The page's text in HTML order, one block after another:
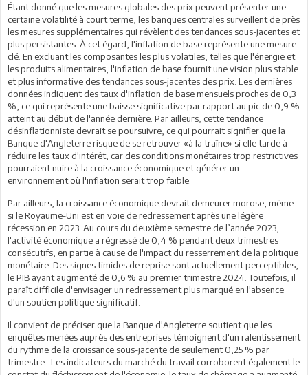
Étant donné que les mesures globales des prix peuvent présenter une
certaine volatilité à court terme, les banques centrales surveillent de près
les mesures supplémentaires qui révèlent des tendances sous-jacentes et
plus persistantes. À cet égard, l'inflation de base représente une mesure
clé. En excluant les composantes les plus volatiles, telles que l'énergie et
les produits alimentaires, l'inflation de base fournit une vision plus stable
et plus informative des tendances sous-jacentes des prix. Les dernières
données indiquent des taux d'inflation de base mensuels proches de 0,3
%, ce qui représente une baisse significative par rapport au pic de 0,9 %
atteint au début de l'année dernière. Par ailleurs, cette tendance
désinflationniste devrait se poursuivre, ce qui pourrait signifier que la
Banque d'Angleterre risque de se retrouver «à la traîne» si elle tarde à
réduire les taux d'intérêt, car des conditions monétaires trop restrictives
pourraient nuire à la croissance économique et générer un
environnement où l'inflation serait trop faible.
Par ailleurs, la croissance économique devrait demeurer morose, même
si le Royaume-Uni est en voie de redressement après une légère
récession en 2023. Au cours du deuxième semestre de l’année 2023,
l'activité économique a régressé de 0,4 % pendant deux trimestres
consécutifs, en partie à cause de l'impact du resserrement de la politique
monétaire. Des signes timides de reprise sont actuellement perceptibles,
le PIB ayant augmenté de 0,6 % au premier trimestre 2024. Toutefois, il
paraît difficile d'envisager un redressement plus marqué en l'absence
d'un soutien politique significatif.
Il convient de préciser que la Banque d'Angleterre soutient que les
enquêtes menées auprès des entreprises témoignent d'un ralentissement
du rythme de la croissance sous-jacente de seulement 0,25 % par
trimestre. Les indicateurs du marché du travail corroborent également le